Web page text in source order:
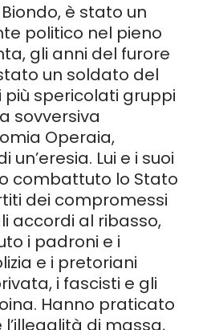
è stato un
politico nel pieno
gli anni del furore
un soldato del
più spericolati gruppi
sovversiva
Operaia,
Lui e i suoi
combattuto lo Stato
dei compromessi
accordi al ribasso,
i padroni e i
e i pretoriani
i fascisti e gli
Hanno praticato